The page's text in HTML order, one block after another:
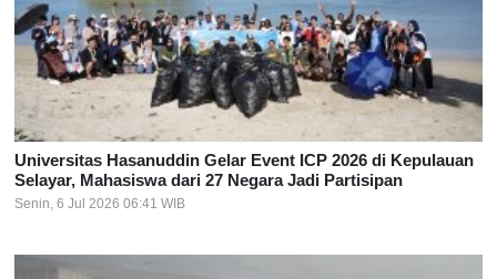
Universitas Hasanuddin Gelar Event ICP 2026 di Kepulauan
Selayar, Mahasiswa dari 27 Negara Jadi Partisipan
Senin, 6 Jul 2026 06:41 WIB